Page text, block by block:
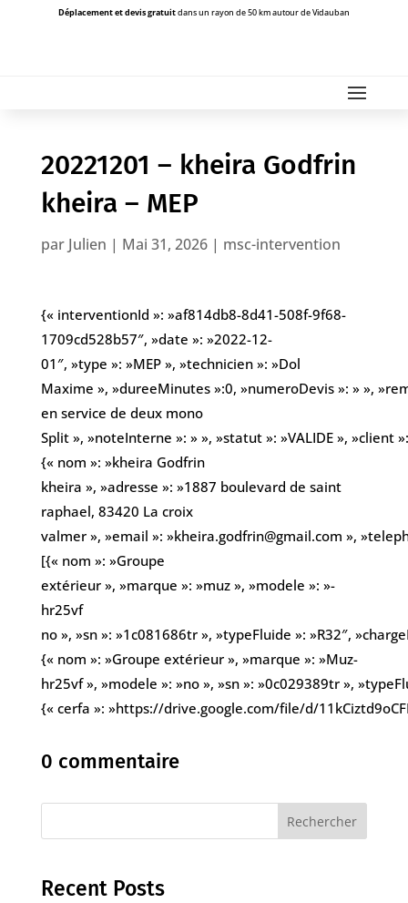
Déplacement et devis gratuitdans un rayon de 50 km autour de Vidauban
20221201 – kheira Godfrin
kheira – MEP
par Julien | Mai 31, 2026| msc-intervention
{« interventionId »: »af814db8-8d41-508f-9f68-
1709cd528b57″, »date »: »2022-12-
01″, »type »: »MEP », »technicien »: »Dol
Maxime », »dureeMinutes »:0, »numeroDevis »: » »,
en service de deux mono
Split », »noteInterne »: » », »statut »: »VALIDE », »client »:
{« nom »: »kheira Godfrin
kheira », »adresse »: »1887 boulevard de saint
raphael, 83420 La croix
valmer », »email »: »kheira.godfrin@gmail.com »,
[{« nom »: »Groupe
extérieur », »marque »: »muz », »modele »: »-
hr25vf
no », »sn »: »1c081686tr », »typeFluide »: »R32″,
{« nom »: »Groupe extérieur », »marque »: »Muz-
hr25vf », »modele »: »no », »sn »: »0c029389tr »,
{« cerfa »: »https://drive.google.com/file/d/
0 commentaire
Rechercher
Recent Posts